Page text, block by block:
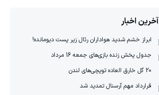
آخرین اخبار
ابراز خشم شدید هواداران رئال زیر پست دیومانده!
جدول پخش زنده بازی‌های جمعه 16 مرداد
20 گل خارق العاده توپچی‌های لندن
قرارداد مهم آرسنال تمدید شد